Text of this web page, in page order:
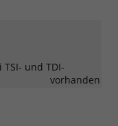
und TDI-
vorhanden